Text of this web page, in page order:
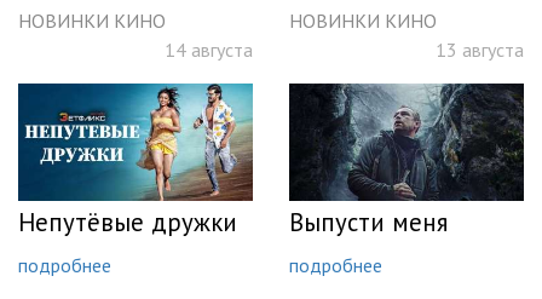
НОВИНКИ КИНО
14 августа
Непутёвые дружки
подробнее
НОВИНКИ КИНО
13 августа
Выпусти меня
подробнее